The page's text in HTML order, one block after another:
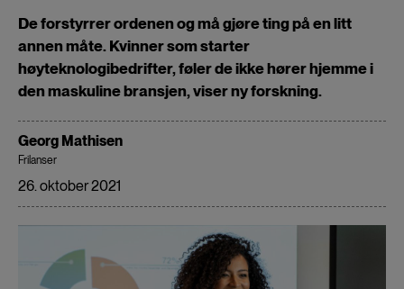
De forstyrrer ordenen og må gjøre ting på en litt
annen måte. Kvinner som starter
høyteknologibedrifter, føler de ikke hører hjemme i
den maskuline bransjen, viser ny forskning.
Georg Mathisen
Frilanser
26. oktober 2021